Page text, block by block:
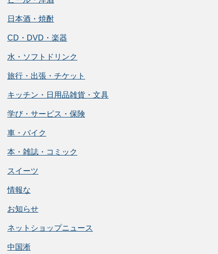
日本酒・焼酎
CD・DVD・楽器
水・ソフトドリンク
旅行・出張・チケット
キッチン・日用品雑貨・文具
学び・サービス・保険
車・バイク
本・雑誌・コミック
スイーツ
情報な
お知らせ
ネットショップニュース
中国淅